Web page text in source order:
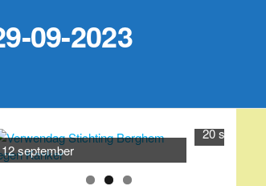
09-2023
12 september
20